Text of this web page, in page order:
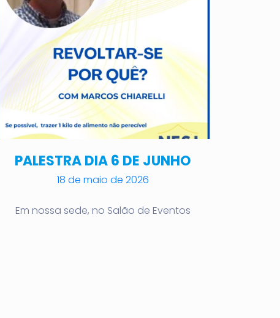
PALESTRA DIA 6 DE JUNHO
18 de maio de 2026
Em nossa sede, no Salão de Eventos